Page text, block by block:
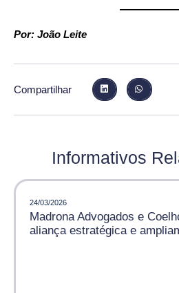
Por: João Leite
Compartilhar
Informativos
24/03/2026
Madrona Advogados e
aliança estratégica e